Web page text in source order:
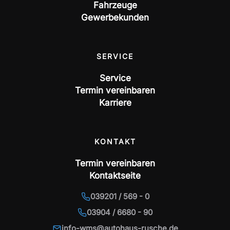
Fahrzeuge
Gewerbekunden
SERVICE
Service
Termin vereinbaren
Karriere
KONTAKT
Termin vereinbaren
Kontaktseite
039201 / 569 - 0
03904 / 6680 - 90